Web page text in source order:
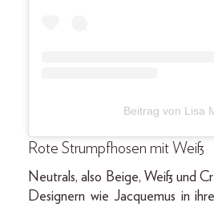
Beitrag von Lisa
Rote Strumpfhosen mit Weiß
Neutrals, also Beige, Weiß und
Designern wie Jacquemus in